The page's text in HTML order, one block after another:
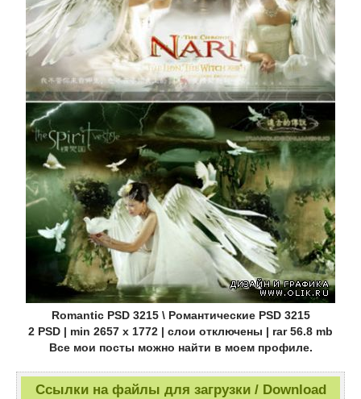
Romantic PSD 3215 \ Романтические PSD 3215
2 PSD | min 2657 x 1772 | слои отключены | rar 56.8 mb
Все мои посты можно найти в моем профиле.
Ссылки на файлы для загрузки / Download